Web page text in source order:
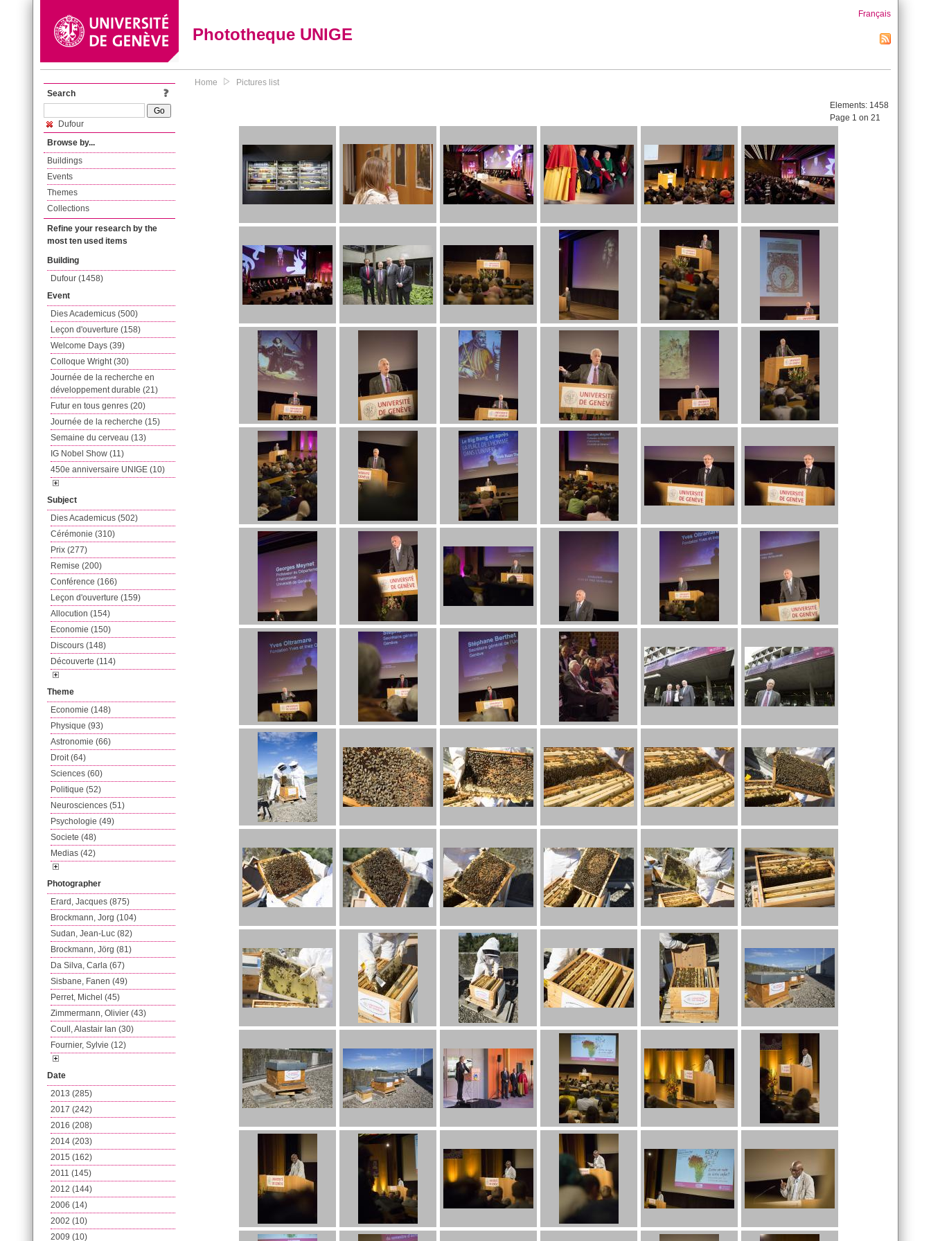
Phototheque UNIGE
Français
Search
Dufour
Browse by...
Buildings
Events
Themes
Collections
Refine your research by the
most ten used items
Building
Dufour (1458)
Event
Dies Academicus (500)
Leçon d'ouverture (158)
Welcome Days (39)
Colloque Wright (30)
Journée de la recherche en
développement durable (21)
Futur en tous genres (20)
Journée de la recherche (15)
Semaine du cerveau (13)
IG Nobel Show (11)
450e anniversaire UNIGE (10)
Subject
Dies Academicus (502)
Cérémonie (310)
Prix (277)
Remise (200)
Conférence (166)
Leçon d'ouverture (159)
Allocution (154)
Economie (150)
Discours (148)
Découverte (114)
Theme
Economie (148)
Physique (93)
Astronomie (66)
Droit (64)
Sciences (60)
Politique (52)
Neurosciences (51)
Psychologie (49)
Societe (48)
Medias (42)
Photographer
Erard, Jacques (875)
Brockmann, Jorg (104)
Sudan, Jean-Luc (82)
Brockmann, Jörg (81)
Da Silva, Carla (67)
Sisbane, Fanen (49)
Perret, Michel (45)
Zimmermann, Olivier (43)
Coull, Alastair Ian (30)
Fournier, Sylvie (12)
Date
2013 (285)
2017 (242)
2016 (208)
2014 (203)
2015 (162)
2011 (145)
2012 (144)
2006 (14)
2002 (10)
2009 (10)
Home Pictures list
Elements: 1458
Page 1 on 21